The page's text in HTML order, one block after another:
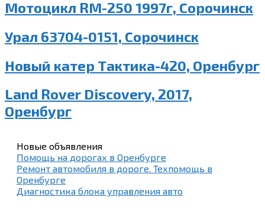
Мотоцикл RM-250 1997г, Сорочинск
Урал 63704-0151, Сорочинск
Новый катер Тактика-420, Оренбург
Land Rover Discovery, 2017,
Оренбург
Новые объявления
Помощь на дорогах в Оренбурге
Ремонт автомобиля в дороге. Техпомощь в
Оренбурге
Диагностика блока управления авто